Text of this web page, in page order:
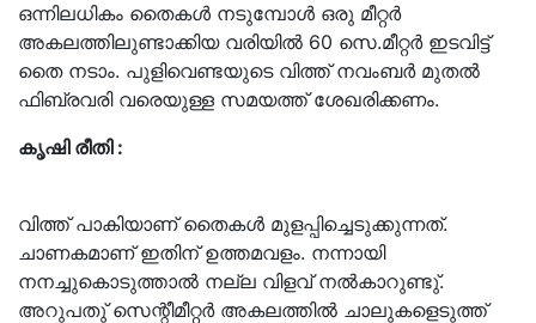
ഒന്നിലധികം തൈകള്‍ നടുമ്പോള്‍ ഒരു മീറ്റര്‍
അകലത്തിലുണ്ടാക്കിയ വരിയില്‍ 60 സെ.മീറ്റര്‍ ഇടവിട്ട്
തൈ നടാം. പുളിവെണ്ടയുടെ വിത്ത് നവംബര്‍ മുതല്‍
ഫിബ്രവരി വരെയുള്ള സമയത്ത് ശേഖരിക്കണം.
കൃഷി രീതി :
വിത്ത് പാകിയാണ് തൈകൾ മുളപ്പിച്ചെടുക്കുന്നത്.
ചാണകമാണ് ഇതിന് ഉത്തമവളം. നന്നായി
നനച്ചുകൊടുത്താൽ നല്ല വിളവ് നൽകാറുണ്ടു്.
അറുപതു് സെന്റീമീറ്റർ അകലത്തിൽ ചാലുകളെടുത്ത്